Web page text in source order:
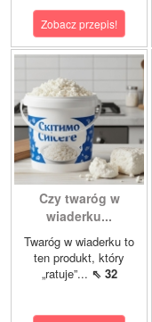
Zobacz przepis!
Czy twaróg w
wiaderku...
Twaróg w wiaderku to
ten produkt, który
„ratuje”... ⇖ 32